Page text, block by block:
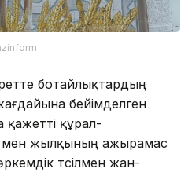
ботайлықтардың
бейімделген
құрал-
мен жылқының ажырамас
тәсілмен жан-